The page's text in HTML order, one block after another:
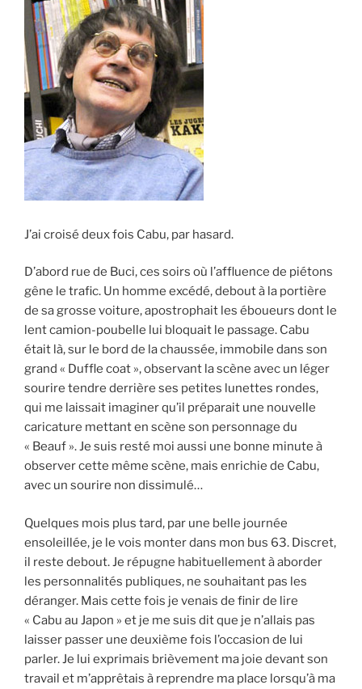
J’ai croisé deux fois Cabu, par hasard.
D’abord rue de Buci, ces soirs où l’affluence de piétons
gêne le trafic. Un homme excédé, debout à la portière
de sa grosse voiture, apostrophait les éboueurs dont le
lent camion-poubelle lui bloquait le passage. Cabu
était là, sur le bord de la chaussée, immobile dans son
grand « Duffle coat », observant la scène avec un léger
sourire tendre derrière ses petites lunettes rondes,
qui me laissait imaginer qu’il préparait une nouvelle
caricature mettant en scène son personnage du
« Beauf ». Je suis resté moi aussi une bonne minute à
observer cette même scène, mais enrichie de Cabu,
avec un sourire non dissimulé…
Quelques mois plus tard, par une belle journée
ensoleillée, je le vois monter dans mon bus 63. Discret,
il reste debout. Je répugne habituellement à aborder
les personnalités publiques, ne souhaitant pas les
déranger. Mais cette fois je venais de finir de lire
« Cabu au Japon » et je me suis dit que je n’allais pas
laisser passer une deuxième fois l’occasion de lui
parler. Je lui exprimais brièvement ma joie devant son
travail et m’apprêtais à reprendre ma place lorsqu’à ma